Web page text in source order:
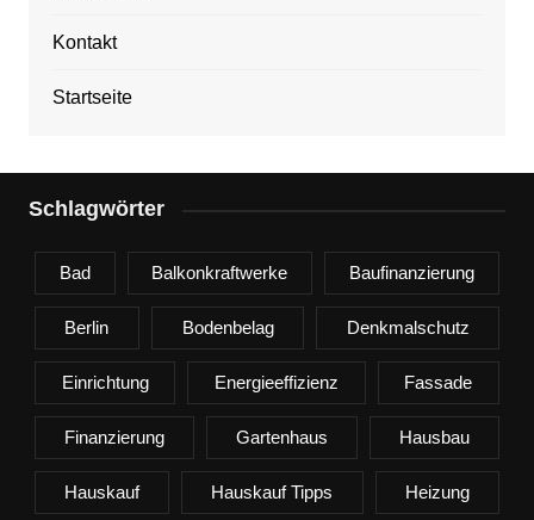
Kontakt
Startseite
Schlagwörter
Bad Balkonkraftwerke Baufinanzierung
Berlin Bodenbelag Denkmalschutz
Einrichtung Energieeffizienz Fassade
Finanzierung Gartenhaus Hausbau
Hauskauf Hauskauf Tipps Heizung